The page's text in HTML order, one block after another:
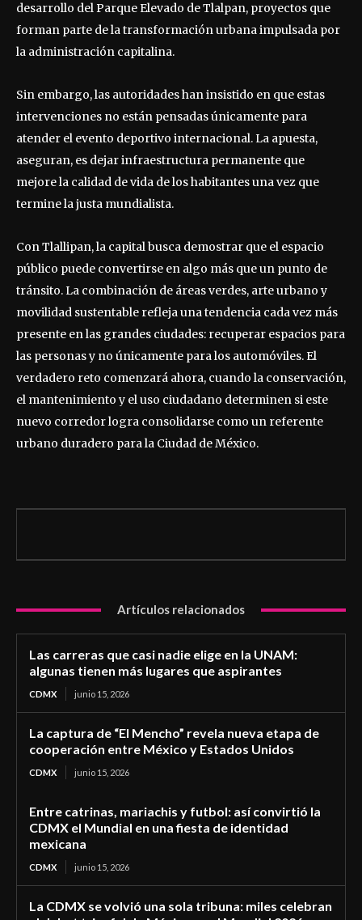
desarrollo del Parque Elevado de Tlalpan, proyectos que
forman parte de la transformación urbana impulsada por
la administración capitalina.
Sin embargo, las autoridades han insistido en que estas
intervenciones no están pensadas únicamente para
atender el evento deportivo internacional. La apuesta,
aseguran, es dejar infraestructura permanente que
mejore la calidad de vida de los habitantes una vez que
termine la justa mundialista.
Con Tlallipan, la capital busca demostrar que el espacio
público puede convertirse en algo más que un punto de
tránsito. La combinación de áreas verdes, arte urbano y
movilidad sustentable refleja una tendencia cada vez más
presente en las grandes ciudades: recuperar espacios para
las personas y no únicamente para los automóviles. El
verdadero reto comenzará ahora, cuando la conservación,
el mantenimiento y el uso ciudadano determinen si este
nuevo corredor logra consolidarse como un referente
urbano duradero para la Ciudad de México.
Artículos relacionados
Las carreras que casi nadie elige en la UNAM:
algunas tienen más lugares que aspirantes
CDMX junio 15, 2026
La captura de “El Mencho” revela nueva etapa de
cooperación entre México y Estados Unidos
CDMX junio 15, 2026
Entre catrinas, mariachis y futbol: así convirtió la
CDMX el Mundial en una fiesta de identidad
mexicana
CDMX junio 15, 2026
La CDMX se volvió una sola tribuna: miles celebran